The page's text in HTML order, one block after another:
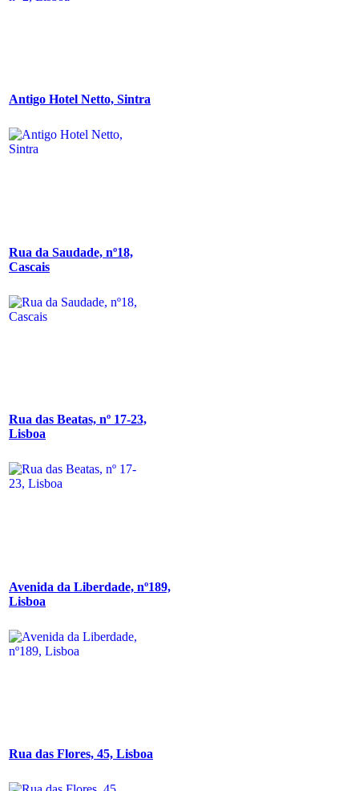
Antigo Hotel Netto, Sintra
Rua da Saudade, nº18,
Cascais
Rua das Beatas, nº 17-23,
Lisboa
Avenida da Liberdade, nº189,
Lisboa
Rua das Flores, 45, Lisboa